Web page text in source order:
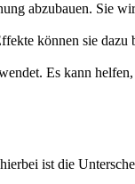
abzubauen. Sie
können sie dazu
Es kann
ist die